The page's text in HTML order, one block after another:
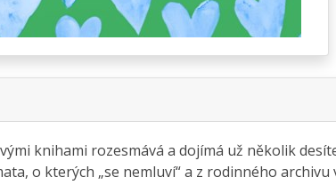
knihami rozesmává a dojímá už několik
o kterých „se nemluví“ a z rodinného